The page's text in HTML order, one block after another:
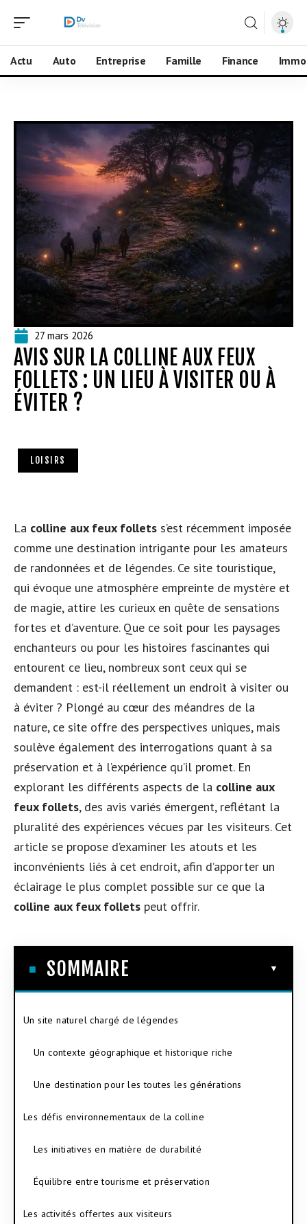
Actu Auto Entreprise Famille Finance Immo
27 mars 2026
AVIS SUR LA COLLINE AUX FEUX
FOLLETS : UN LIEU À VISITER OU À
ÉVITER ?
LOISIRS
La colline aux feux follets s’est récemment imposée
comme une destination intrigante pour les amateurs
de randonnées et de légendes. Ce site touristique,
qui évoque une atmosphère empreinte de mystère et
de magie, attire les curieux en quête de sensations
fortes et d’aventure. Que ce soit pour les paysages
enchanteurs ou pour les histoires fascinantes qui
entourent ce lieu, nombreux sont ceux qui se
demandent : est-il réellement un endroit à visiter ou
à éviter ? Plongé au cœur des méandres de la
nature, ce site offre des perspectives uniques, mais
soulève également des interrogations quant à sa
préservation et à l’expérience qu’il promet. En
explorant les différents aspects de la colline aux
feux follets, des avis variés émergent, reflétant la
pluralité des expériences vécues par les visiteurs. Cet
article se propose d’examiner les atouts et les
inconvénients liés à cet endroit, afin d’apporter un
éclairage le plus complet possible sur ce que la
colline aux feux follets peut offrir.
SOMMAIRE
Un site naturel chargé de légendes
Un contexte géographique et historique riche
Une destination pour les toutes les générations
Les défis environnementaux de la colline
Les initiatives en matière de durabilité
Équilibre entre tourisme et préservation
Les activités offertes aux visiteurs